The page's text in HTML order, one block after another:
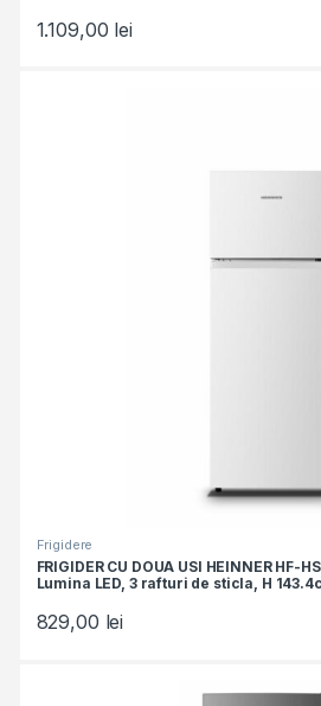
1.109,00 lei
Frigidere
FRIGIDER CU DOUA USI HEINNER HF-
Lumina LED, 3 rafturi de sticla, H
829,00 lei